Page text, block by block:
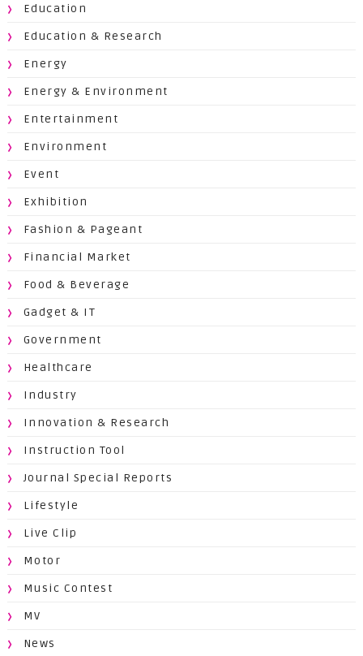
Education
Education & Research
Energy
Energy & Environment
Entertainment
Environment
Event
Exhibition
Fashion & Pageant
Financial Market
Food & Beverage
Gadget & IT
Government
Healthcare
Industry
Innovation & Research
Instruction Tool
Journal Special Reports
Lifestyle
Live Clip
Motor
Music Contest
MV
News